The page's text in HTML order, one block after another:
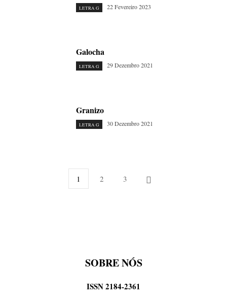
LETRA G 22 Fevereiro 2023
Galocha
LETRA G 29 Dezembro 2021
Granizo
LETRA G 30 Dezembro 2021
1 2 3
SOBRE NÓS
ISSN 2184-2361